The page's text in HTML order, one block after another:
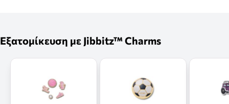
Εξατομίκευση με Jibbitz™ Charms